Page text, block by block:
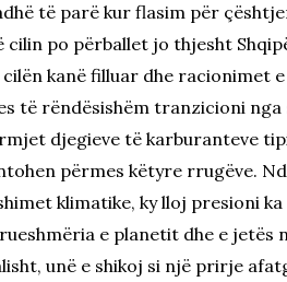
të parë kur flasim për
cilin po përballet jo thjesht
cilën kanë filluar dhe racionimet
të rëndësishëm tranzicioni
djegieve të karburanteve
përmes këtyre rrugëve.
klimatike, ky lloj presioni
e planetit dhe e jetës
unë e shikoj si një prirje